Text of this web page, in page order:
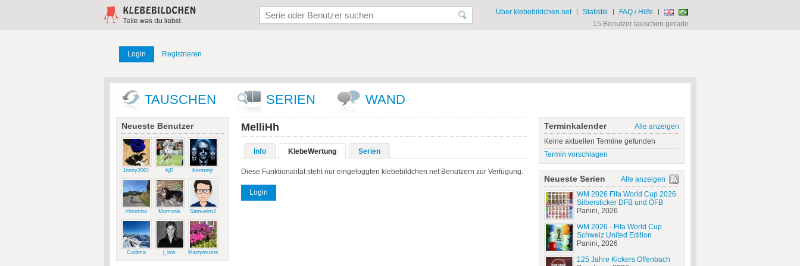
Über klebebildchen.net | Statistik | FAQ / Hilfe |
15 Benutzer tauschen gerade
Login Registrieren
TAUSCHEN SERIEN WAND
Neueste Benutzer
Jonny2001 AjD Kermetjr
chrombo Momonik Samuelm2
Codima j_low Marrymussweg
MelliHh
Info KlebeWertung Serien
Diese Funktionalität steht nur eingeloggten klebebildchen.net Benutzern zur Verfügung.
Login
Terminkalender
Alle anzeigen
Keine aktuellen Termine gefunden
Termin vorschlagen
Neueste Serien
Alle anzeigen
WM 2026 Fifa World Cup 2026
Silbersticker DFB und ÖFB
Panini, 2026
WM 2026 - Fifa World Cup
Schweiz United Edition
Panini, 2026
125 Jahre Kickers Offenbach